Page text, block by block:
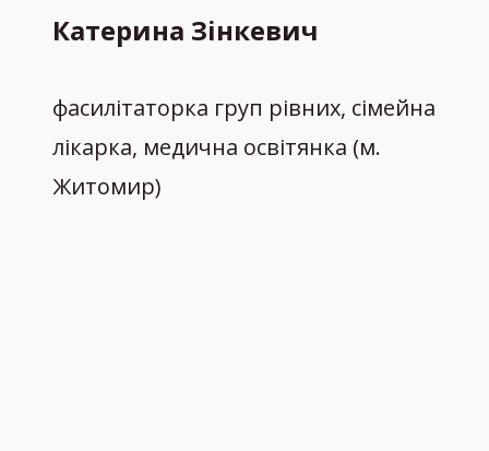
Катерина Зінкевич
фасилітаторка груп рівних, сімейна
лікарка, медична освітянка (м.
Житомир)